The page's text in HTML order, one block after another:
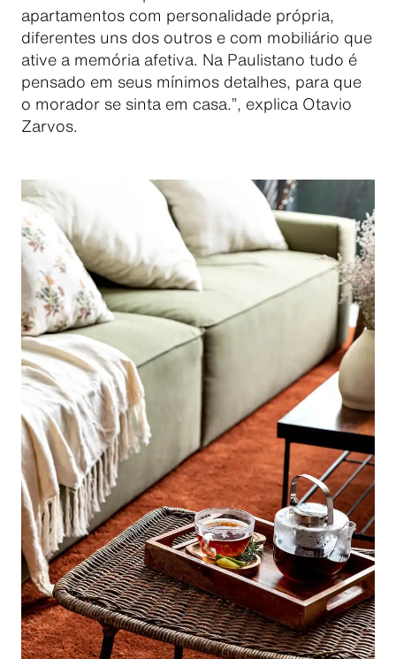
apartamentos com personalidade própria,
diferentes uns dos outros e com mobiliário que
ative a memória afetiva. Na Paulistano tudo é
pensado em seus mínimos detalhes, para que
o morador se sinta em casa.”, explica Otavio
Zarvos.